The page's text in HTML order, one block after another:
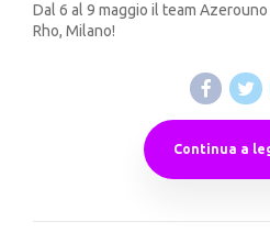
Dal 6 al 9 maggio il team
Rho, Milano!
Continua a